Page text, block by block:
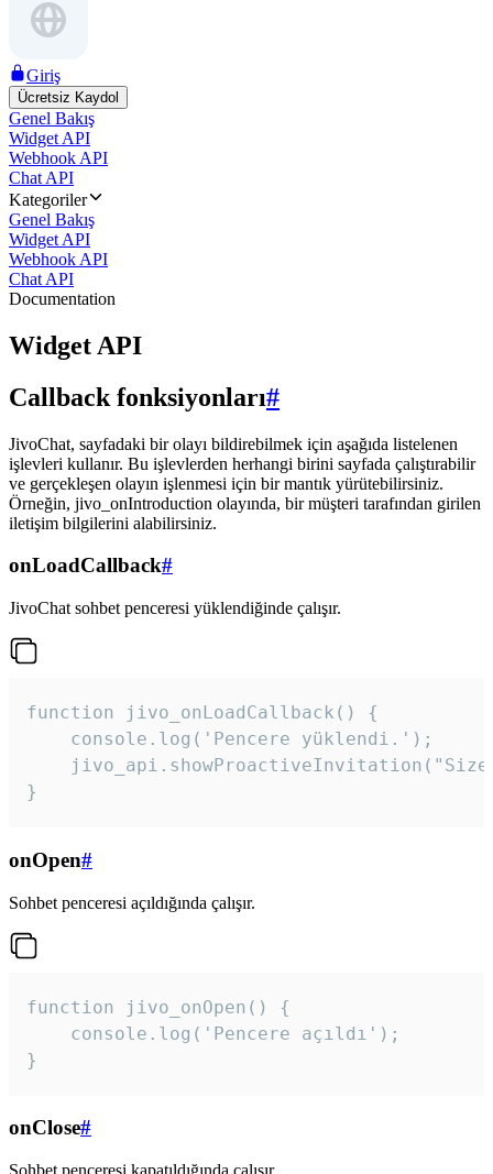
Giriş
Ücretsiz Kaydol
Genel Bakış
Widget API
Webhook API
Chat API
Kategoriler
Genel Bakış
Widget API
Webhook API
Chat API
Documentation
Widget API
Callback fonksiyonları#
JivoChat, sayfadaki bir olayı bildirebilmek için aşağıda listelenen
işlevleri kullanır. Bu işlevlerden herhangi birini sayfada çalıştırabilir
ve gerçekleşen olayın işlenmesi için bir mantık yürütebilirsiniz.
Örneğin, jivo_onIntroduction olayında, bir müşteri tarafından girilen
iletişim bilgilerini alabilirsiniz.
onLoadCallback#
JivoChat sohbet penceresi yüklendiğinde çalışır.
function jivo_onLoadCallback() {
    console.log('Pencere yüklendi.');
}
onOpen#
Sohbet penceresi açıldığında çalışır.
function jivo_onOpen() {
    console.log('Pencere açıldı');
}
onClose#
Sohbet penceresi kapatıldığında çalışır.